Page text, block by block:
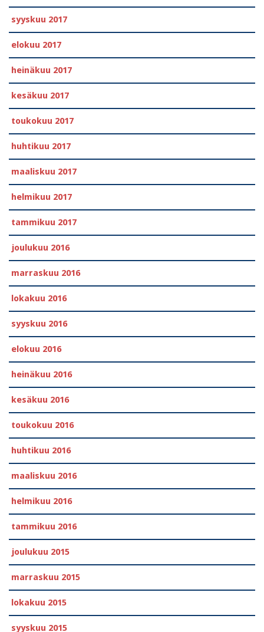
syyskuu 2017
elokuu 2017
heinäkuu 2017
kesäkuu 2017
toukokuu 2017
huhtikuu 2017
maaliskuu 2017
helmikuu 2017
tammikuu 2017
joulukuu 2016
marraskuu 2016
lokakuu 2016
syyskuu 2016
elokuu 2016
heinäkuu 2016
kesäkuu 2016
toukokuu 2016
huhtikuu 2016
maaliskuu 2016
helmikuu 2016
tammikuu 2016
joulukuu 2015
marraskuu 2015
lokakuu 2015
syyskuu 2015